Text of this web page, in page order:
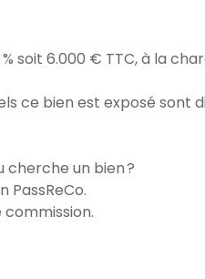
% soit 6.000 € TTC, à la
ce bien est exposé
cherche un bien ?
PassReCo.
commission.